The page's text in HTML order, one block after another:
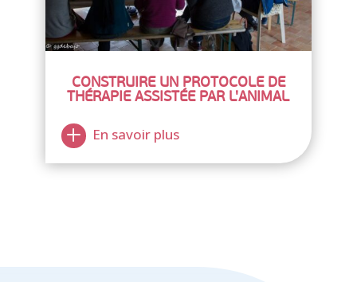
CONSTRUIRE UN PROTOCOLE DE
THÉRAPIE ASSISTÉE PAR L'ANIMAL
En savoir plus